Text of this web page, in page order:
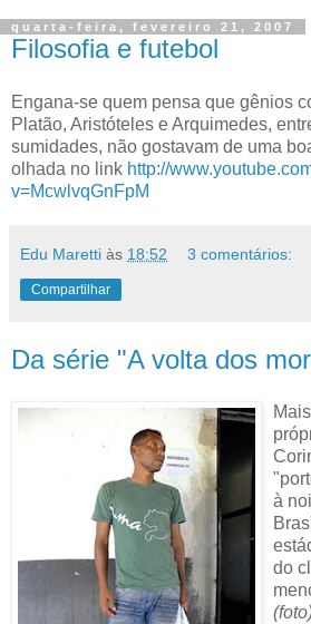
quarta-feira, fevereiro 21, 2007
Filosofia e futebol
Engana-se quem pensa que gênios
Platão, Aristóteles e Arquimedes,
sumidades, não gostavam de uma
olhada no link http://
v=McwlvqGnFpM
Edu Maretti às 18:52 3 comentários:
Compartilhar
Da série "A volta dos
à
do